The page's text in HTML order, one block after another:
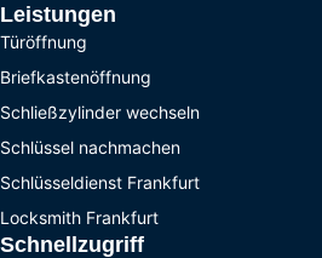
Leistungen
Türöffnung
Briefkastenöffnung
Schließzylinder wechseln
Schlüssel nachmachen
Schlüsseldienst Frankfurt
Locksmith Frankfurt
Schnellzugriff